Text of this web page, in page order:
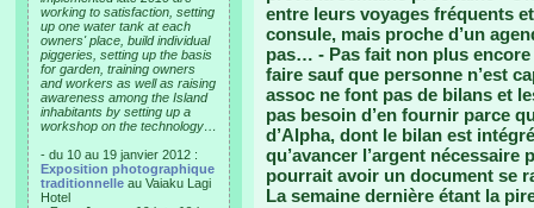
working to satisfaction, setting
up one water tank at each
owners' place, build individual
piggeries, setting up the basis
for garden, training owners
and workers as well as raising
awareness among the Island
inhabitants by setting up a
workshop on the technology…
- du 10 au 19 janvier 2012 :
Exposition photographique
traditionnelle au Vaiaku Lagi
Hotel
entre leurs voyages fréquents
consule, mais proche d’un
pas… - Pas fait non plus encore
faire sauf que personne n’est
assoc ne font pas de bilans et
pas besoin d’en fournir parce
d’Alpha, dont le bilan est
qu’avancer l’argent
pourrait avoir un document se
La semaine dernière étant la